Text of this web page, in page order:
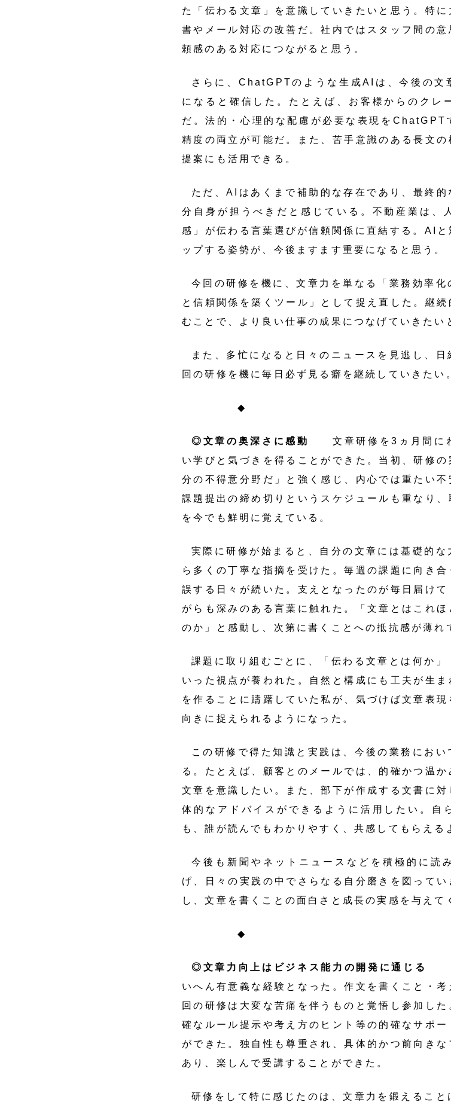
た「伝わる文章」を意識していきたいと思う。特
書やメール対応の改善だ。社内ではスタッフ間の
頼感のある対応につながると思う。
さらに、ChatGPTのような生成AIは、今後の文
になると確信した。たとえば、お客様からのクレ
だ。法的・心理的な配慮が必要な表現をChatGPT
精度の両立が可能だ。また、苦手意識のある長文
提案にも活用できる。
ただ、AIはあくまで補助的な存在であり、最終
分自身が担うべきだと感じている。不動産業は、
感」が伝わる言葉選びが信頼関係に直結する。AI
ップする姿勢が、今後ますます重要になると思う。
今回の研修を機に、文章力を単なる「業務効率
と信頼関係を築くツール」として捉え直した。継
むことで、より良い仕事の成果につなげていきたい
また、多忙になると日々のニュースを見逃し、
回の研修を機に毎日必ず見る癖を継続していきたい
◆
◎文章の奥深さに感動
文章研修を3ヵ月間にわ
い学びと気づきを得ることができた。当初、研修
分の不得意分野だ」と強く感じ、内心では重たい
課題提出の締め切りというスケジュールも重なり
を今でも鮮明に覚えている。
実際に研修が始まると、自分の文章には基礎的
ら多くの丁寧な指摘を受けた。毎週の課題に向き
誤する日々が続いた。支えとなったのが毎日届け
がらも深みのある言葉に触れた。「文章とはこれ
のか」と感動し、次第に書くことへの抵抗感が薄れ
課題に取り組むごとに、「伝わる文章とは何か
いった視点が養われた。自然と構成にも工夫が生
を作ることに躊躇していた私が、気づけば文章表
向きに捉えられるようになった。
この研修で得た知識と実践は、今後の業務にお
る。たとえば、顧客とのメールでは、的確かつ温
文章を意識したい。また、部下が作成する文書に
体的なアドバイスができるように活用したい。自
も、誰が読んでもわかりやすく、共感してもらえる
今後も新聞やネットニュースなどを積極的に読
げ、日々の実践の中でさらなる自分磨きを図って
し、文章を書くことの面白さと成長の実感を与えて
◆
◎文章力向上はビジネス能力の開発に通じる
3
いへん有意義な経験となった。作文を書くこと・
回の研修は大変な苦痛を伴うものと覚悟し参加し
確なルール提示や考え方のヒント等の的確なサポ
ができた。独自性も尊重され、具体的かつ前向き
あり、楽しんで受講することができた。
研修をして特に感じたのは、文章力を鍛えるこ